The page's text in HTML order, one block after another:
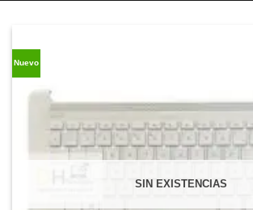
Nuevo
SIN EXISTENCIAS